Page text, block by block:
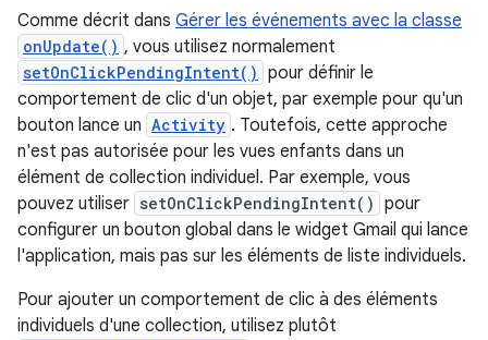
Comme décrit dans Gérer les événements avec la classe
onUpdate() , vous utilisez normalement
setOnClickPendingIntent() pour définir le
comportement de clic d'un objet, par exemple pour qu'un
bouton lance un Activity . Toutefois, cette approche
n'est pas autorisée pour les vues enfants dans un
élément de collection individuel. Par exemple, vous
pouvez utiliser setOnClickPendingIntent() pour
configurer un bouton global dans le widget Gmail qui lance
l'application, mais pas sur les éléments de liste individuels.
Pour ajouter un comportement de clic à des éléments
individuels d'une collection, utilisez plutôt